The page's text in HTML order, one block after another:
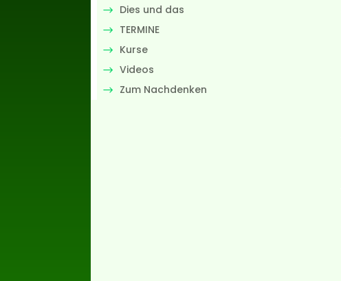
Dies und das
TERMINE
Kurse
Videos
Zum Nachdenken